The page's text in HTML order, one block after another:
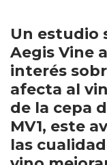
Un estudio
Aegis Vine
interés
afecta al
de la cepa
MV1, este
las